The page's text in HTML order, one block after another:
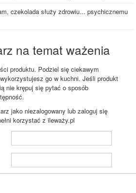
czekolada służy zdrowiu... psychicznemu
na temat ważenia
produktu. Podziel się ciekawym
go w kuchni. Jeśli produkt
nie krępuj się pytać o sposób
jako niezalogowany lub zaloguj się
korzystać z ileważy.pl